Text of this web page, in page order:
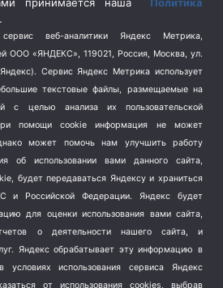
.
веб-аналитики Яндекс Метрика,
ООО «ЯНДЕКС», 119021, Россия, Москва, ул.
Сервис Яндекс Метрика использует
текстовые файлы, размещаемые на
с целью анализа их пользовательской
помощи cookie информация не может
может помочь нам улучшить работу
об использовании вами данного сайта,
будет передаваться Яндексу и храниться
и Российской Федерации. Яндекс будет
для оценки использования вами сайта,
о деятельности нашего сайта, и
Яндекс обрабатывает эту информацию в
условиях использования сервиса Яндекс
от использования cookies, выбрав